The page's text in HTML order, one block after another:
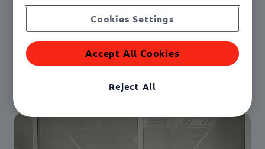
système dans leurs fonctions respectives.
Reject All
Accept All Cookies
Cookies Settings